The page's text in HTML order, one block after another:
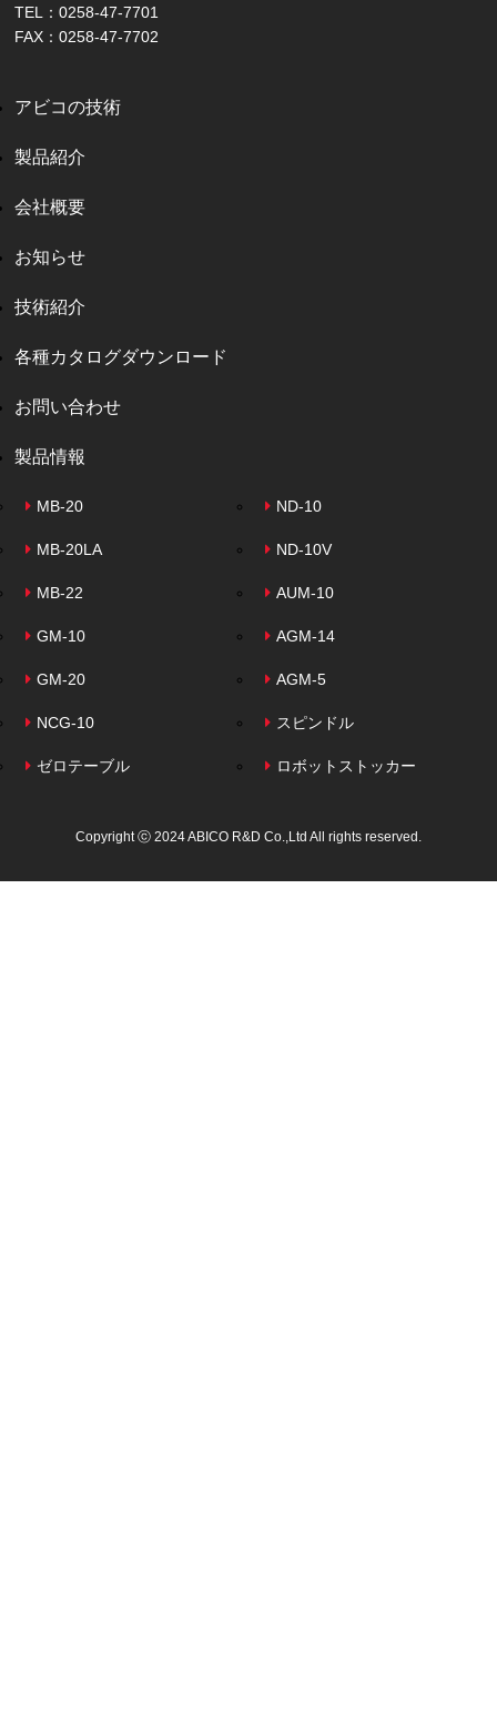
TEL：0258-47-7701
FAX：0258-47-7702
アビコの技術
製品紹介
会社概要
お知らせ
技術紹介
各種カタログダウンロード
お問い合わせ
製品情報
MB-20 ND-10
MB-20LA ND-10V
MB-22 AUM-10
GM-10 AGM-14
GM-20 AGM-5
NCG-10 スピンドル
ゼロテーブル ロボットストッカー
Copyright ⓒ 2024 ABICO R&D Co.,Ltd All rights reserved.